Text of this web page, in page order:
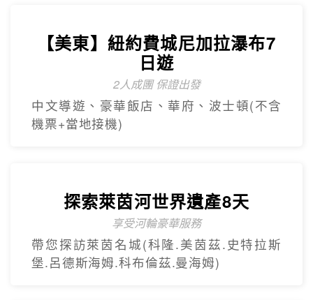
【美東】紐約費城尼加拉瀑布7
日遊
2人成團 保證出發
中文導遊、豪華飯店、華府、波士頓(不含
機票+當地接機)
探索萊茵河世界遺產8天
享受河輪豪華服務
帶您探訪萊茵名城(科隆.美茵茲.史特拉斯
堡.呂德斯海姆.科布倫茲.曼海姆)